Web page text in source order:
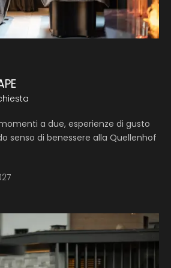
a due, esperienze di gusto
senso di benessere alla Quellenhof